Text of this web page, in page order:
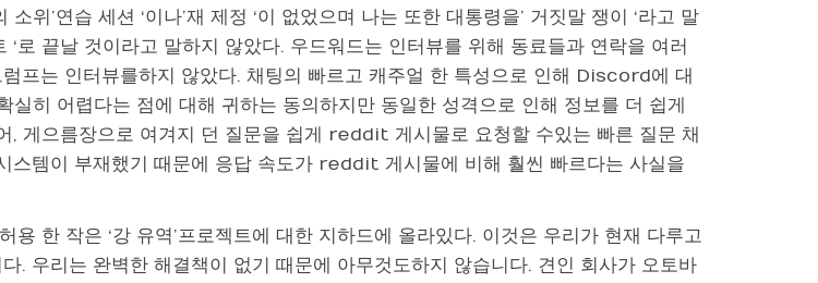
위’연습 세션 ‘이나’재 제정 ‘이 없었으며 나는 또한 대통령을’ 거짓말 쟁이 ‘라고 말
‘로 끝날 것이라고 말하지 않았다. 우드워드는 인터뷰를 위해 동료들과 연락을 여러
프는 인터뷰를하지 않았다. 채팅의 빠르고 캐주얼 한 특성으로 인해 Discord에 대
실히 어렵다는 점에 대해 귀하는 동의하지만 동일한 성격으로 인해 정보를 더 쉽게
, 게으름장으로 여겨지 던 질문을 쉽게 reddit 게시물로 요청할 수있는 빠른 질문 채
스템이 부재했기 때문에 응답 속도가 reddit 게시물에 비해 훨씬 빠르다는 사실을
용 한 작은 ‘강 유역’프로젝트에 대한 지하드에 올라있다. 이것은 우리가 현재 다루고
. 우리는 완벽한 해결책이 없기 때문에 아무것도하지 않습니다. 견인 회사가 오토바